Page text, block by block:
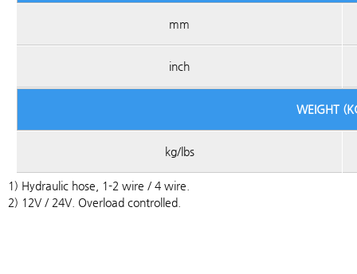
mm
inch
WEIGHT
kg/lbs
1) Hydraulic hose, 1-2 wire / 4 wire.
2) 12V / 24V. Overload controlled.